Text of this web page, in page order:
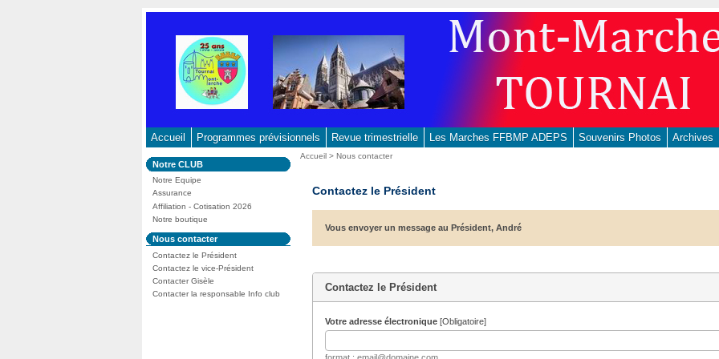
Accueil Programmes prévisionnels Revue trimestrielle Les Marches FFBMP ADEPS Souvenirs Photos Archives
Dans
la
rubrique
:
Notre CLUB
Notre Equipe
Assurance
Affiliation - Cotisation 2026
Notre boutique
Dans
la
rubrique
:
Nous contacter
Contactez le Président
Contactez le vice-Président
Contacter Gisèle
Contacter la responsable Info club
Vous
Accueil >Nous contacter
Contactez le Président
Vous envoyer un message au Président, André
Contactez le Président
Votre adresse électronique[Obligatoire]